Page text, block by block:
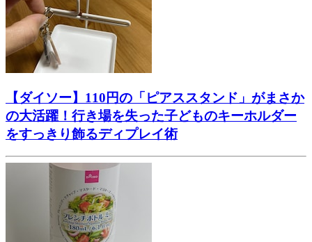
【ダイソー】110円の「ピアススタンド」がまさか
の大活躍！行き場を失った子どものキーホルダー
をすっきり飾るディプレイ術